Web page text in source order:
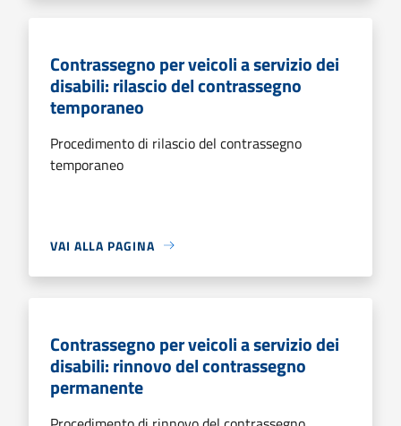
Contrassegno per veicoli a servizio dei
disabili: rilascio del contrassegno
temporaneo
Procedimento di rilascio del contrassegno
temporaneo
VAI ALLA PAGINA
Contrassegno per veicoli a servizio dei
disabili: rinnovo del contrassegno
permanente